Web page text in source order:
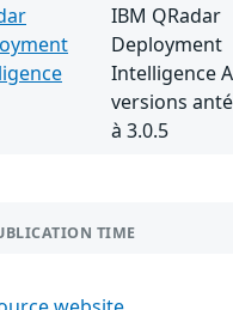
IBM QRadar
Deployment
Intelligence
versions
à 3.0.5
TIME